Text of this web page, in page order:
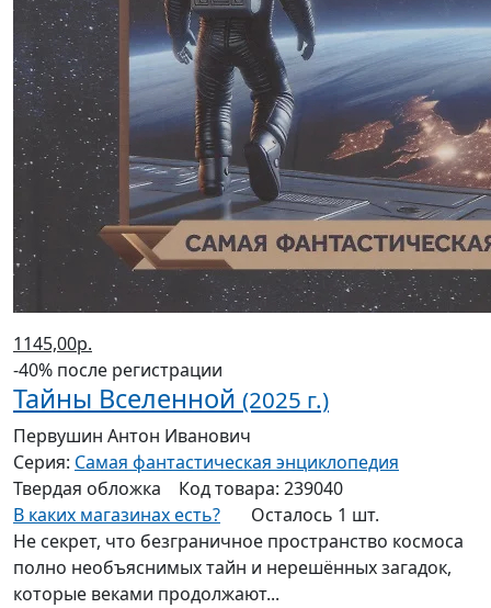
1145,00р.
-40% после регистрации
Тайны Вселенной (2025 г.)
Первушин Антон Иванович
Серия: Самая фантастическая энциклопедия
Твердая обложка Код товара: 239040
В каких магазинах есть?
Осталось 1 шт.
Не секрет, что безграничное пространство космоса
полно необъяснимых тайн и нерешённых загадок,
которые веками продолжают...